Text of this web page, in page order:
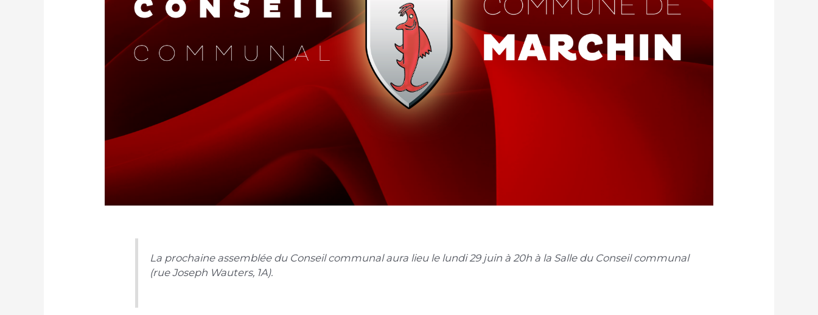
La prochaine assemblée du Conseilcommunal aura lieu le lundi 29 juin à 20h à la Salle du Conseil communal
(rue Joseph Wauters, 1A).